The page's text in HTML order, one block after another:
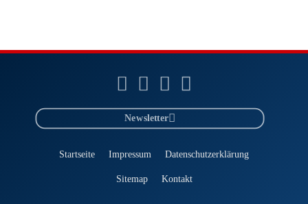
Startseite Impressum Datenschutzerklärung
Sitemap Kontakt
Newsletter